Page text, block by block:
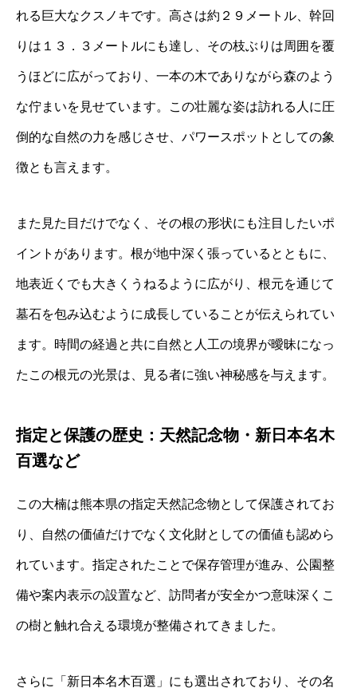
れる巨大なクスノキです。高さは約２９メートル、幹回
りは１３．３メートルにも達し、その枝ぶりは周囲を覆
うほどに広がっており、一本の木でありながら森のよう
な佇まいを見せています。この壮麗な姿は訪れる人に圧
倒的な自然の力を感じさせ、パワースポットとしての象
徴とも言えます。
また見た目だけでなく、その根の形状にも注目したいポ
イントがあります。根が地中深く張っているとともに、
地表近くでも大きくうねるように広がり、根元を通じて
墓石を包み込むように成長していることが伝えられてい
ます。時間の経過と共に自然と人工の境界が曖昧になっ
たこの根元の光景は、見る者に強い神秘感を与えます。
指定と保護の歴史：天然記念物・新日本名木
百選など
この大楠は熊本県の指定天然記念物として保護されてお
り、自然の価値だけでなく文化財としての価値も認めら
れています。指定されたことで保存管理が進み、公園整
備や案内表示の設置など、訪問者が安全かつ意味深くこ
の樹と触れ合える環境が整備されてきました。
さらに「新日本名木百選」にも選出されており、その名